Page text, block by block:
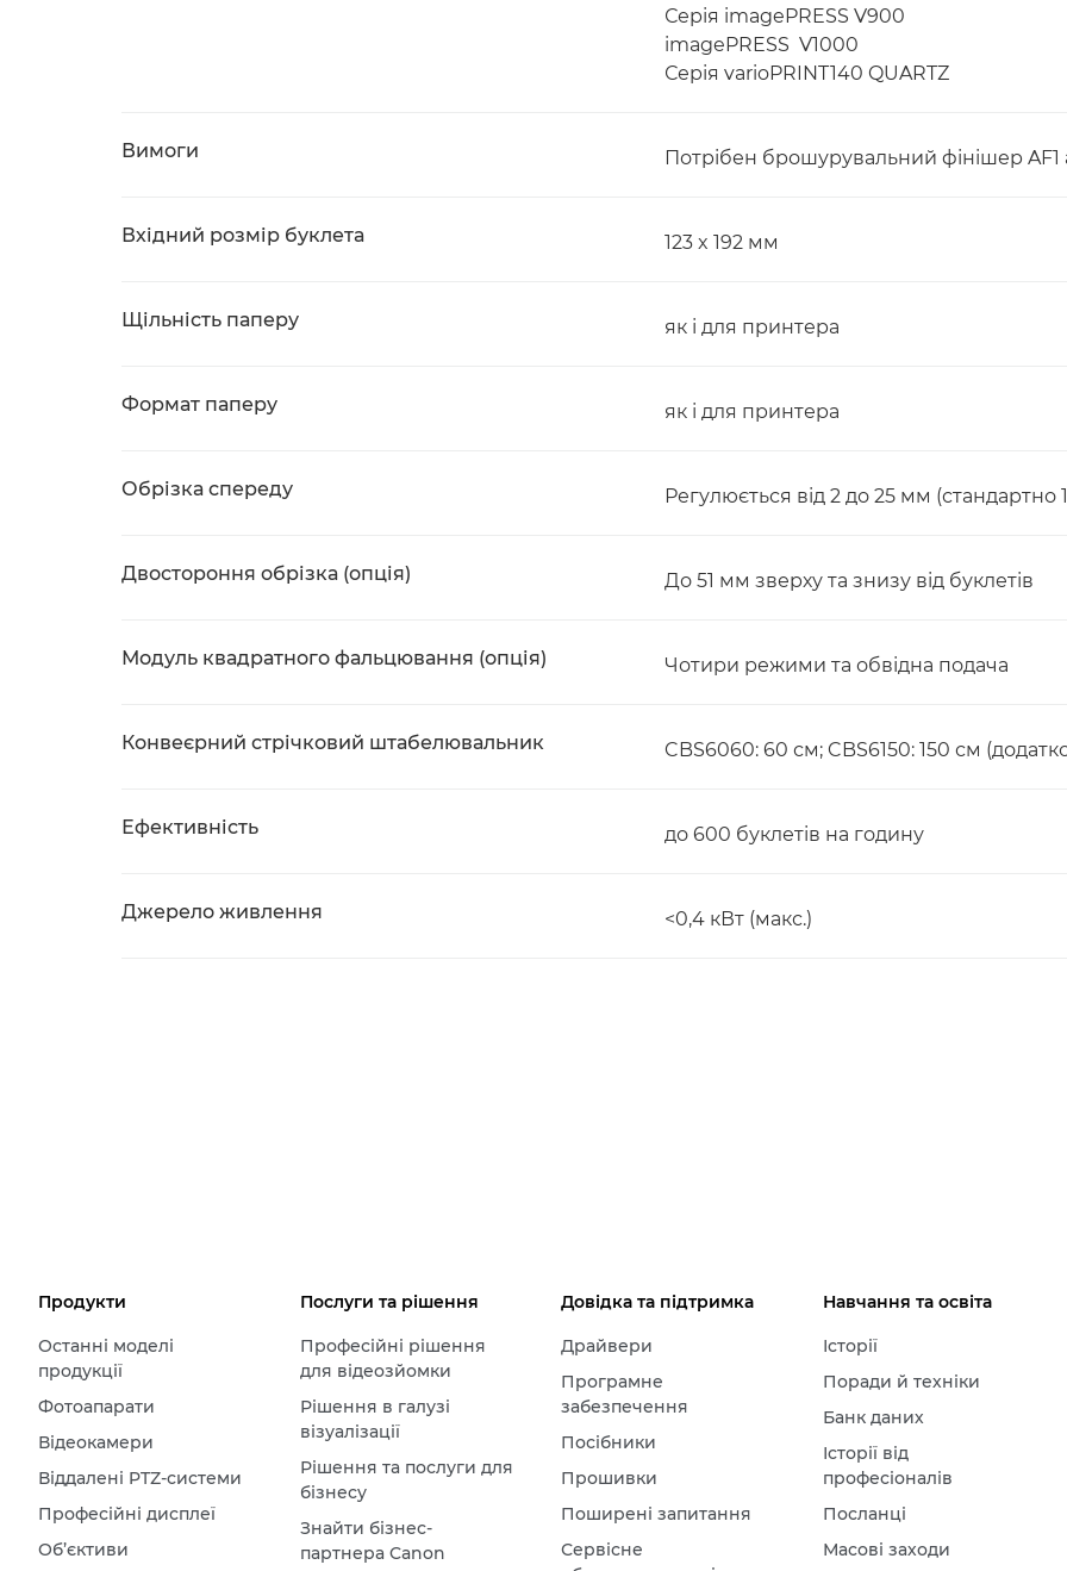
Серія imagePRESS V900
imagePRESS V1000
Серія varioPRINT140 QUARTZ
Вимоги Потрібен брошурувальний фінішер AF1
Вхідний розмір буклета 123 x 192 мм
Щільність паперу як і для принтера
Формат паперу як і для принтера
Обрізка спереду Регулюється від 2 до 25 мм (стандартно
Двостороння обрізка (опція) До 51 мм зверху та знизу від буклетів
Модуль квадратного фальцювання (опція) Чотири режими та обвідна подача
Конвеєрний стрічковий штабелювальник CBS6060: 60 см; CBS6150: 150 см
Ефективність до 600 буклетів на годину
Джерело живлення <0,4 кВт (макс.)
Продукти
Останні моделі
продукції
Фотоапарати
Відеокамери
Віддалені PTZ-системи
Професійні дисплеї
Об’єктиви
Послуги та рішення
Професійні рішення
для відеозйомки
Рішення в галузі
візуалізації
Рішення та послуги для
бізнесу
Знайти бізнес-
партнера Canon
Довідка та підтримка
Драйвери
Програмне
забезпечення
Посібники
Прошивки
Поширені запитання
Сервісне
Навчання та освіта
Історії
Поради й техніки
Банк даних
Історії від
професіоналів
Посланці
Масові заходи